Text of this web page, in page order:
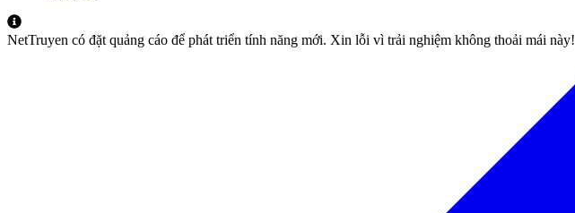
NetTruyen có đặt quảng cáo để phát triển tính năng mới. Xin lỗi vì trải nghiệm không thoải mái này!